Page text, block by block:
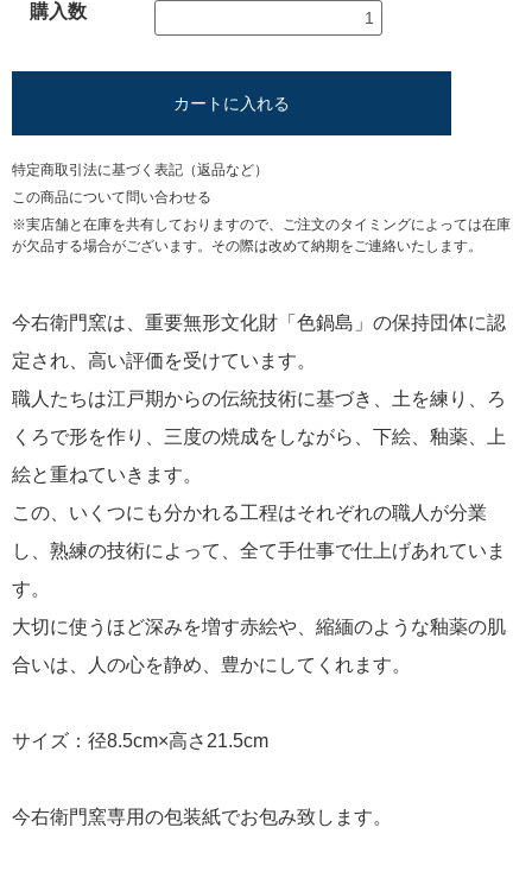
購入数
カートに入れる
特定商取引法に基づく表記（返品など）
この商品について問い合わせる
※実店舗と在庫を共有しておりますので、ご注文のタイミングによっては在庫
が欠品する場合がございます。その際は改めて納期をご連絡いたします。
今右衛門窯は、重要無形文化財「色鍋島」の保持団体に認
定され、高い評価を受けています。
職人たちは江戸期からの伝統技術に基づき、土を練り、ろ
くろで形を作り、三度の焼成をしながら、下絵、釉薬、上
絵と重ねていきます。
この、いくつにも分かれる工程はそれぞれの職人が分業
し、熟練の技術によって、全て手仕事で仕上げあれていま
す。
大切に使うほど深みを増す赤絵や、縮緬のような釉薬の肌
合いは、人の心を静め、豊かにしてくれます。
サイズ：径8.5cm×高さ21.5cm
今右衛門窯専用の包装紙でお包み致します。